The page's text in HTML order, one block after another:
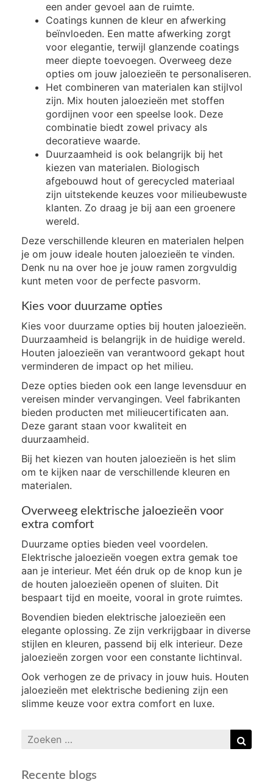
een ander gevoel aan de ruimte.
Coatings kunnen de kleur en afwerking
beïnvloeden. Een matte afwerking zorgt
voor elegantie, terwijl glanzende coatings
meer diepte toevoegen. Overweeg deze
opties om jouw jaloezieën te personaliseren.
Het combineren van materialen kan stijlvol
zijn. Mix houten jaloezieën met stoffen
gordijnen voor een speelse look. Deze
combinatie biedt zowel privacy als
decoratieve waarde.
Duurzaamheid is ook belangrijk bij het
kiezen van materialen. Biologisch
afgebouwd hout of gerecycled materiaal
zijn uitstekende keuzes voor milieubewuste
klanten. Zo draag je bij aan een groenere
wereld.
Deze verschillende kleuren en materialen helpen
je om jouw ideale houten jaloezieën te vinden.
Denk nu na over hoe je jouw ramen zorgvuldig
kunt meten voor de perfecte pasvorm.
Kies voor duurzame opties
Kies voor duurzame opties bij houten jaloezieën.
Duurzaamheid is belangrijk in de huidige wereld.
Houten jaloezieën van verantwoord gekapt hout
verminderen de impact op het milieu.
Deze opties bieden ook een lange levensduur en
vereisen minder vervangingen. Veel fabrikanten
bieden producten met milieucertificaten aan.
Deze garant staan voor kwaliteit en
duurzaamheid.
Bij het kiezen van houten jaloezieën is het slim
om te kijken naar de verschillende kleuren en
materialen.
Overweeg elektrische jaloezieën voor
extra comfort
Duurzame opties bieden veel voordelen.
Elektrische jaloezieën voegen extra gemak toe
aan je interieur. Met één druk op de knop kun je
de houten jaloezieën openen of sluiten. Dit
bespaart tijd en moeite, vooral in grote ruimtes.
Bovendien bieden elektrische jaloezieën een
elegante oplossing. Ze zijn verkrijgbaar in diverse
stijlen en kleuren, passend bij elk interieur. Deze
jaloezieën zorgen voor een constante lichtinval.
Ook verhogen ze de privacy in jouw huis. Houten
jaloezieën met elektrische bediening zijn een
slimme keuze voor extra comfort en luxe.
Zoeken
Recente blogs